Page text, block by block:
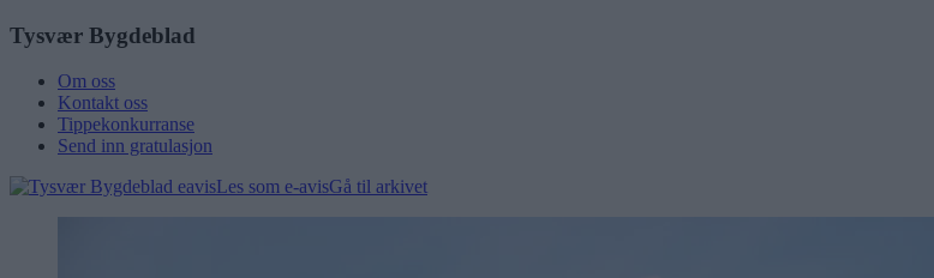
Tysvær Bygdeblad
Om oss
Kontakt oss
Tippekonkurranse
Send inn gratulasjon
Les som e-avisGå til arkivet